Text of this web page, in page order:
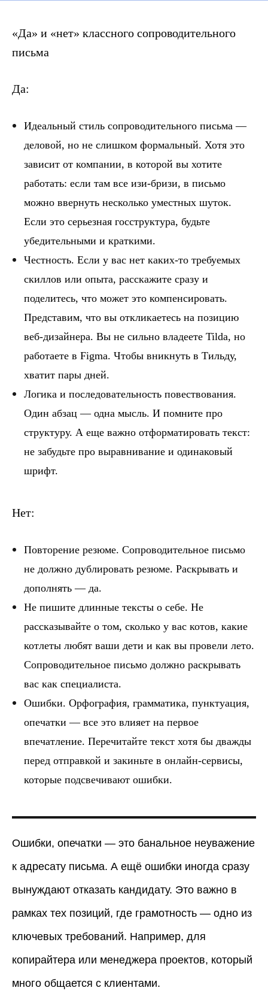
«Да» и «нет» классного сопроводительного
письма
Да:
Идеальный стиль сопроводительного письма —
деловой, но не слишком формальный. Хотя это
зависит от компании, в которой вы хотите
работать: если там все изи-бризи, в письмо
можно ввернуть несколько уместных шуток.
Если это серьезная госструктура, будьте
убедительными и краткими.
Честность. Если у вас нет каких-то требуемых
скиллов или опыта, расскажите сразу и
поделитесь, что может это компенсировать.
Представим, что вы откликаетесь на позицию
веб-дизайнера. Вы не сильно владеете Tilda, но
работаете в Figma. Чтобы вникнуть в Тильду,
хватит пары дней.
Логика и последовательность повествования.
Один абзац — одна мысль. И помните про
структуру. А еще важно отформатировать текст:
не забудьте про выравнивание и одинаковый
шрифт.
Нет:
Повторение резюме. Сопроводительное письмо
не должно дублировать резюме. Раскрывать и
дополнять — да.
Не пишите длинные тексты о себе. Не
рассказывайте о том, сколько у вас котов, какие
котлеты любят ваши дети и как вы провели лето.
Сопроводительное письмо должно раскрывать
вас как специалиста.
Ошибки. Орфография, грамматика, пунктуация,
опечатки — все это влияет на первое
впечатление. Перечитайте текст хотя бы дважды
перед отправкой и закиньте в онлайн-сервисы,
которые подсвечивают ошибки.
Ошибки, опечатки — это банальное неуважение
к адресату письма. А ещё ошибки иногда сразу
вынуждают отказать кандидату. Это важно в
рамках тех позиций, где грамотность — одно из
ключевых требований. Например, для
копирайтера или менеджера проектов, который
много общается с клиентами.